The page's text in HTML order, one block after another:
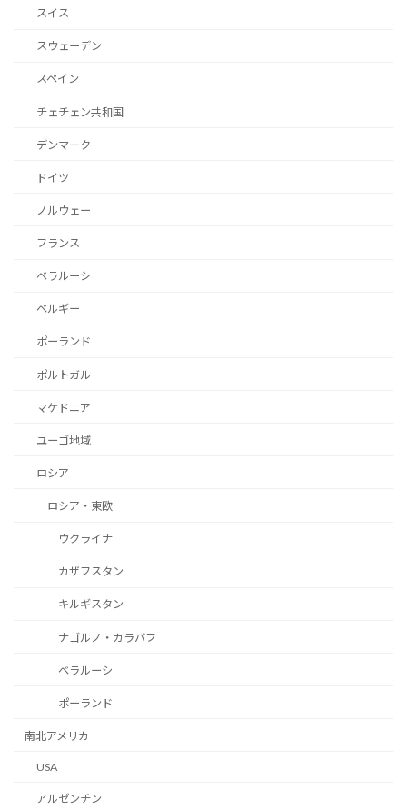
スイス
スウェーデン
スペイン
チェチェン共和国
デンマーク
ドイツ
ノルウェー
フランス
ベラルーシ
ベルギー
ポーランド
ポルトガル
マケドニア
ユーゴ地域
ロシア
ロシア・東欧
ウクライナ
カザフスタン
キルギスタン
ナゴルノ・カラバフ
ベラルーシ
ポーランド
南北アメリカ
USA
アルゼンチン